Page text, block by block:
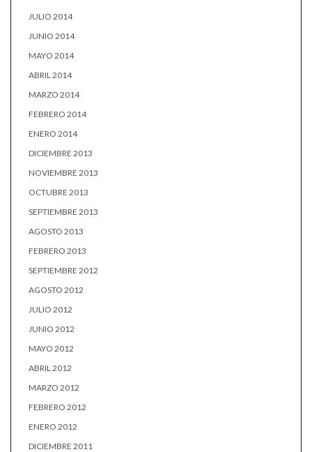
JULIO 2014
JUNIO 2014
MAYO 2014
ABRIL 2014
MARZO 2014
FEBRERO 2014
ENERO 2014
DICIEMBRE 2013
NOVIEMBRE 2013
OCTUBRE 2013
SEPTIEMBRE 2013
AGOSTO 2013
FEBRERO 2013
SEPTIEMBRE 2012
AGOSTO 2012
JULIO 2012
JUNIO 2012
MAYO 2012
ABRIL 2012
MARZO 2012
FEBRERO 2012
ENERO 2012
DICIEMBRE 2011